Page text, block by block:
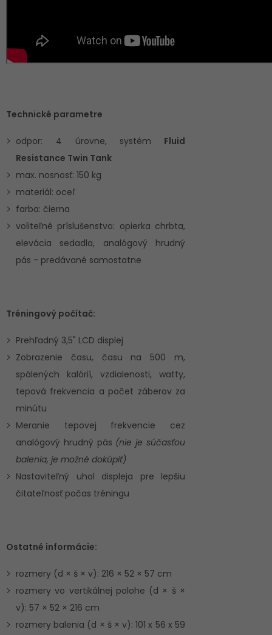
Technické parametre
odpor: 4 úrovne, systém Fluid
Resistance Twin Tank
max. nosnosť: 150 kg
materiál: oceľ
farba: čierna
voliteľné príslušenstvo: opierka chrbta,
elevácia sedadla, analógový hrudný
pás - predávané samostatne
Tréningový počítač:
Prehľadný 3,5" LCD displej
Zobrazenie času, času na 500 m,
spálených kalórií, vzdialenosti, watty,
tepová frekvencia a počet záberov za
minútu
Meranie tepovej frekvencie cez
analógový hrudný pás (nie je súčasťou
balenia, je možné dokúpiť)
Nastaviteľný uhol displeja pre lepšiu
čitateľnosť počas tréningu
Ostatné informácie:
rozmery (d × š × v): 216 × 52 × 57 cm
rozmery vo vertikálnej polohe (d × š ×
v): 57 × 52 × 216 cm
rozmery balenia (d × š × v): 101 x 56 x 59